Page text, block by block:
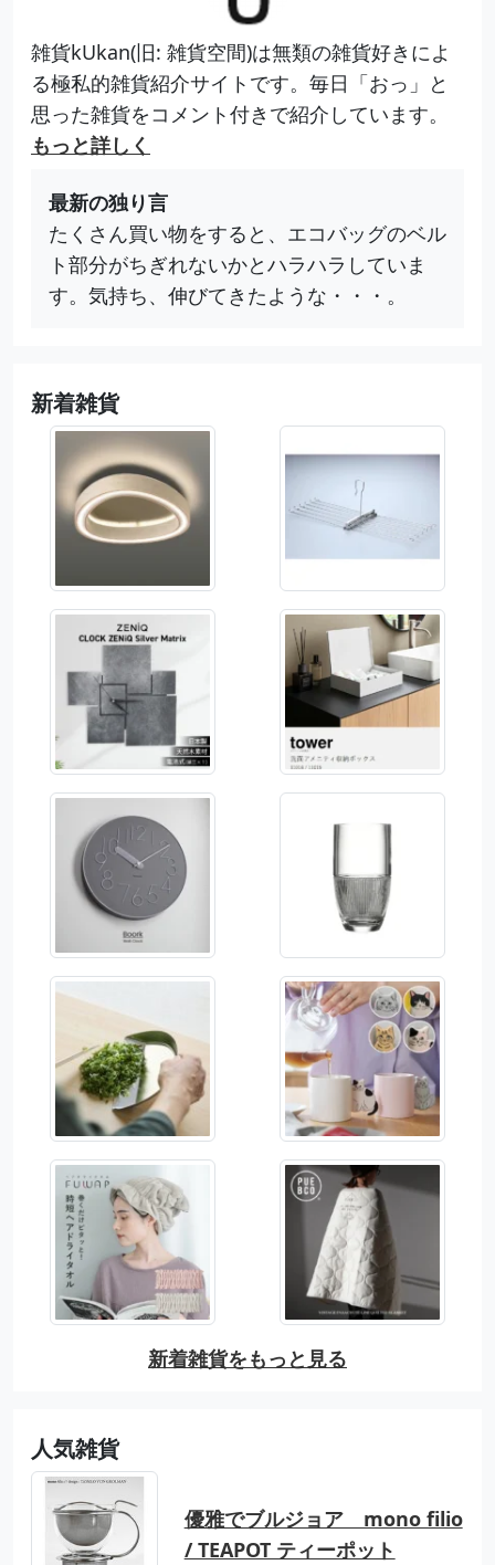
雑貨kUkan(旧: 雑貨空間)は無類の雑貨好きによ
る極私的雑貨紹介サイトです。毎日「おっ」と
思った雑貨をコメント付きで紹介しています。
もっと詳しく
最新の独り言
たくさん買い物をすると、エコバッグのベル
ト部分がちぎれないかとハラハラしていま
す。気持ち、伸びてきたような・・・。
新着雑貨
新着雑貨をもっと見る
人気雑貨
優雅でブルジョア mono filio
/ TEAPOT ティーポット